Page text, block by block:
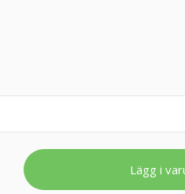
Lägg i